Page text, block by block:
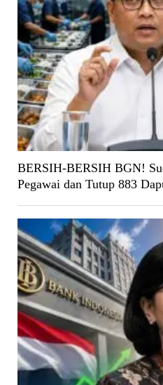
BERSIH-BERSIH BGN!
Pegawai dan Tutup 883